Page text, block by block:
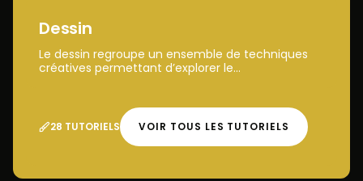
Dessin
Le dessin regroupe un ensemble de techniques
créatives permettant d’explorer le...
28 TUTORIELS VOIR TOUS LES TUTORIELS